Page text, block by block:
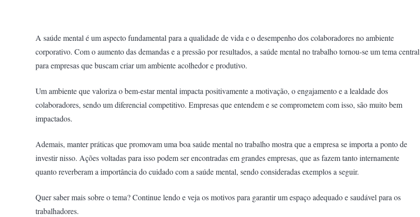
A saúde mental é um aspecto fundamental para a qualidade de vida e o desempenho dos colaboradores no ambiente
corporativo. Com o aumento das demandas e a pressão por resultados, a saúde mental no trabalho tornou-se um tema central
para empresas que buscam criar um ambiente acolhedor e produtivo.
Um ambiente que valoriza o bem-estar mental impacta positivamente a motivação, o engajamento e a lealdade dos
colaboradores, sendo um diferencial competitivo. Empresas que entendem e se comprometem com isso, são muito bem
impactados.
Ademais, manter práticas que promovam uma boa saúde mental no trabalho mostra que a empresa se importa a ponto de
investir nisso. Ações voltadas para isso podem ser encontradas em grandes empresas, que as fazem tanto internamente
quanto reverberam a importância do cuidado com a saúde mental, sendo consideradas exemplos a seguir.
Quer saber mais sobre o tema? Continue lendo e veja os motivos para garantir um espaço adequado e saudável para os
trabalhadores.